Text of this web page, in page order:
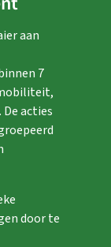
aan
7
acties
door te